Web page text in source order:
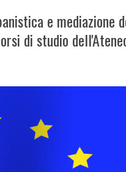
e mediazione
di studio